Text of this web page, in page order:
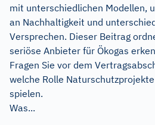
mit unterschiedlichen Modellen,
an Nachhaltigkeit und
Versprechen. Dieser Beitrag
seriöse Anbieter für Ökogas
Fragen Sie vor dem
welche Rolle
spielen.
Was...